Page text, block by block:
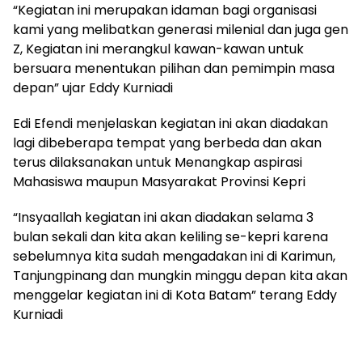
“Kegiatan ini merupakan idaman bagi organisasi
kami yang melibatkan generasi milenial dan juga gen
Z, Kegiatan ini merangkul kawan-kawan untuk
bersuara menentukan pilihan dan pemimpin masa
depan” ujar Eddy Kurniadi
Edi Efendi menjelaskan kegiatan ini akan diadakan
lagi dibeberapa tempat yang berbeda dan akan
terus dilaksanakan untuk Menangkap aspirasi
Mahasiswa maupun Masyarakat Provinsi Kepri
“Insyaallah kegiatan ini akan diadakan selama 3
bulan sekali dan kita akan keliling se-kepri karena
sebelumnya kita sudah mengadakan ini di Karimun,
Tanjungpinang dan mungkin minggu depan kita akan
menggelar kegiatan ini di Kota Batam” terang Eddy
Kurniadi